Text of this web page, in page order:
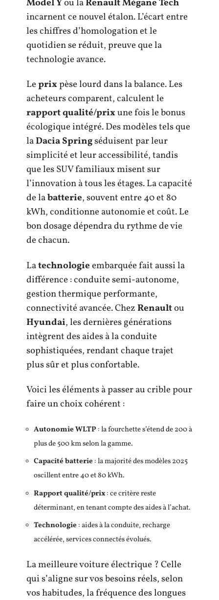
Model You laRenault Mégane Tech
incarnent ce nouvel étalon. L’écart entre
les chiffres d’homologation et le
quotidien se réduit, preuve que la
technologie avance.
Leprixpèse lourd dans la balance. Les
acheteurs comparent, calculent le
rapport qualité/prixune fois le bonus
écologique intégré. Des modèles tels que
laDacia Springséduisent par leur
simplicité et leur accessibilité, tandis
que les SUV familiaux misent sur
l’innovation à tous les étages. La capacité
de labatterie, souvent entre 40 et 80
kWh, conditionne autonomie et coût. Le
bon dosage dépendra du rythme de vie
de chacun.
Latechnologieembarquée fait aussi la
différence : conduite semi-autonome,
gestion thermique performante,
connectivité avancée. ChezRenaultou
Hyundai, les dernières générations
intègrent des aides à la conduite
sophistiquées, rendant chaque trajet
plus sûr et plus confortable.
Voici les éléments à passer au crible pour
faire un choix cohérent :
Autonomie WLTP : la fourchette s’étend de 200 à
plus de 500 km selon la gamme.
Capacité batterie : la majorité des modèles 2025
oscillent entre 40 et 80 kWh.
Rapport qualité/prix: ce critère reste
déterminant, en tenant compte des aides à l’achat.
Technologie : aides à la conduite, recharge
accélérée, services connectés évolués.
La meilleure voiture électrique ? Celle
qui s’aligne sur vos besoins réels, selon
vos habitudes, la fréquence des longues